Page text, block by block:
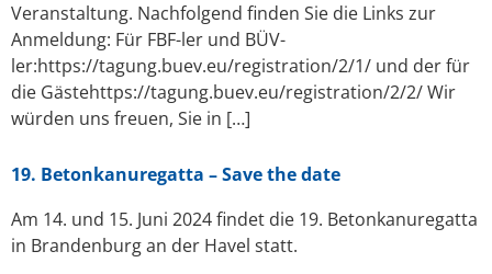
Veranstaltung. Nachfolgend finden Sie die Links zur
Anmeldung: Für FBF-ler und BÜV-
ler:https://tagung.buev.eu/registration/2/1/ und der für
die Gästehttps://tagung.buev.eu/registration/2/2/ Wir
würden uns freuen, Sie in […]
19. Betonkanuregatta – Save the date
Am 14. und 15. Juni 2024 findet die 19. Betonkanuregatta
in Brandenburg an der Havel statt.